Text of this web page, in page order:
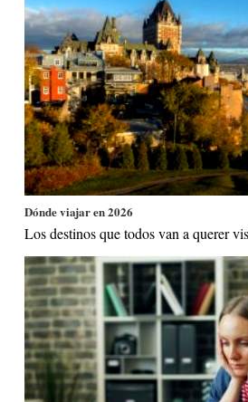
Dónde viajar en 2026
Los destinos que todos van a querer